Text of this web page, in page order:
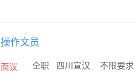
操作文员
面议 全职 四川宣汉 不限要求